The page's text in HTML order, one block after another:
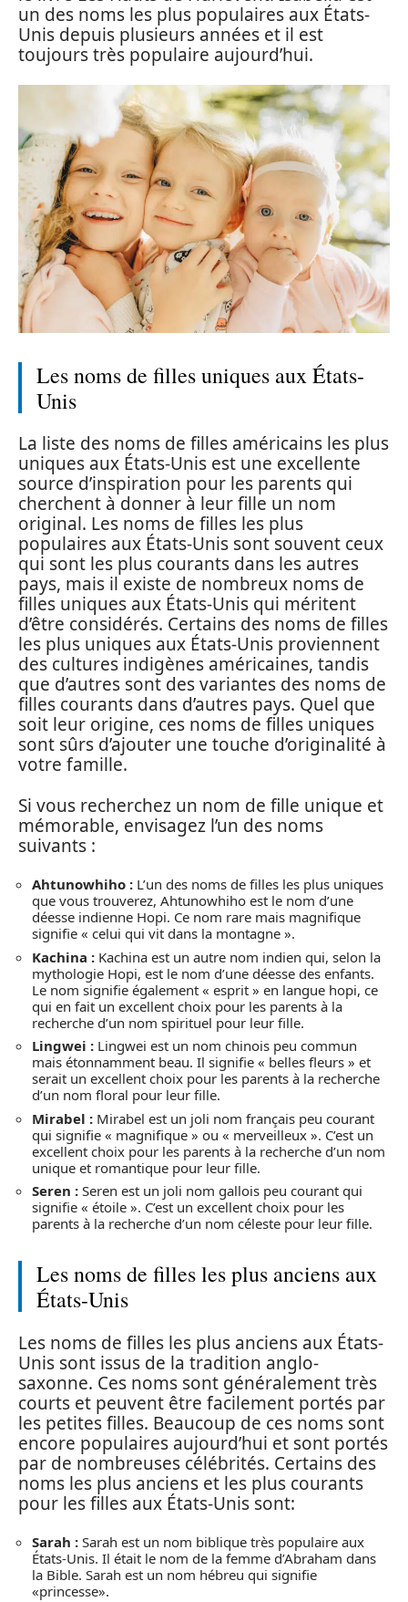
un des noms les plus populaires aux États-
Unis depuis plusieurs années et il est
toujours très populaire aujourd’hui.
Les noms de filles uniques aux États-
Unis
La liste des noms de filles américains les plus
uniques aux États-Unis est une excellente
source d’inspiration pour les parents qui
cherchent à donner à leur fille un nom
original. Les noms de filles les plus
populaires aux États-Unis sont souvent ceux
qui sont les plus courants dans les autres
pays, mais il existe de nombreux noms de
filles uniques aux États-Unis qui méritent
d’être considérés. Certains des noms de filles
les plus uniques aux États-Unis proviennent
des cultures indigènes américaines, tandis
que d’autres sont des variantes des noms de
filles courants dans d’autres pays. Quel que
soit leur origine, ces noms de filles uniques
sont sûrs d’ajouter une touche d’originalité à
votre famille.
Si vous recherchez un nom de fille unique et
mémorable, envisagez l’un des noms
suivants :
Ahtunowhiho : L’un des noms de filles les plus uniques
que vous trouverez, Ahtunowhiho est le nom d’une
déesse indienne Hopi. Ce nom rare mais magnifique
signifie « celui qui vit dans la montagne ».
Kachina : Kachina est un autre nom indien qui, selon la
mythologie Hopi, est le nom d’une déesse des enfants.
Le nom signifie également « esprit » en langue hopi, ce
qui en fait un excellent choix pour les parents à la
recherche d’un nom spirituel pour leur fille.
Lingwei : Lingwei est un nom chinois peu commun
mais étonnamment beau. Il signifie « belles fleurs » et
serait un excellent choix pour les parents à la recherche
d’un nom floral pour leur fille.
Mirabel : Mirabel est un joli nom français peu courant
qui signifie « magnifique » ou « merveilleux ». C’est un
excellent choix pour les parents à la recherche d’un nom
unique et romantique pour leur fille.
Seren : Seren est un joli nom gallois peu courant qui
signifie « étoile ». C’est un excellent choix pour les
parents à la recherche d’un nom céleste pour leur fille.
Les noms de filles les plus anciens aux
États-Unis
Les noms de filles les plus anciens aux États-
Unis sont issus de la tradition anglo-
saxonne. Ces noms sont généralement très
courts et peuvent être facilement portés par
les petites filles. Beaucoup de ces noms sont
encore populaires aujourd’hui et sont portés
par de nombreuses célébrités. Certains des
noms les plus anciens et les plus courants
pour les filles aux États-Unis sont:
Sarah : Sarah est un nom biblique très populaire aux
États-Unis. Il était le nom de la femme d’Abraham dans
la Bible. Sarah est un nom hébreu qui signifie
«princesse».